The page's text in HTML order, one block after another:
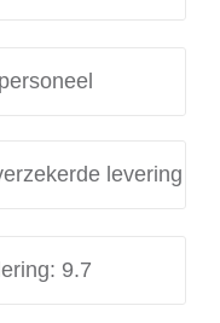
levering
9.7